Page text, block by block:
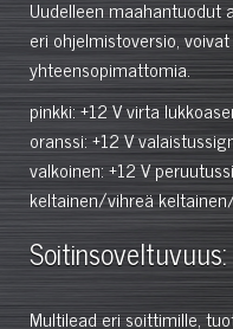
Uudelleen maahantuodut
eri ohjelmistoversio,
yhteensopimattomia.
pinkki: +12 V virta
oranssi: +12 V
valkoinen: +12 V
keltainen/vihreä
Soitinsoveltuvuus:
Multilead eri soittimille,